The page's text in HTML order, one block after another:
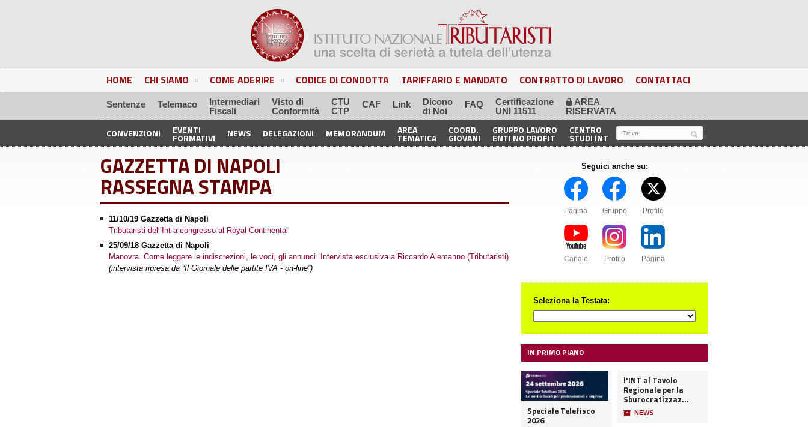
HOME CHI SIAMO COME ADERIRE CODICE DI CONDOTTA TARIFFARIO E MANDATO CONTRATTO DI LAVORO CONTATTACI
Sentenze Telemaco
Intermediari
Fiscali
Visto di
Conformità
CTU
CTP
CAF Link
Dicono
di Noi
FAQ
Certificazione
UNI 11511
🔒 AREA
RISERVATA
CONVENZIONI EVENTI
FORMATIVI NEWS DELEGAZIONI MEMORANDUM AREA
TEMATICA
COORD.
GIOVANI
GRUPPO LAVORO
ENTI NO PROFIT
CENTRO
STUDI INT
GAZZETTA DI NAPOLI
RASSEGNA STAMPA
11/10/19 Gazzetta di Napoli
Tributaristi dell’Int a congresso al Royal Continental
25/09/18 Gazzetta di Napoli
Manovra. Come leggere le indiscrezioni, le voci, gli annunci. Intervista esclusiva a Riccardo Alemanno (Tributaristi)
(intervista ripresa da “Il Giornale delle partite IVA - on-line”)
Seguici anche su:
Pagina Gruppo Profilo
Canale Profilo Pagina
Seleziona la Testata:
IN PRIMO PIANO
Speciale Telefisco
2026
l'INT al Tavolo
Regionale per la
Sburocratizzaz...
📦 NEWS